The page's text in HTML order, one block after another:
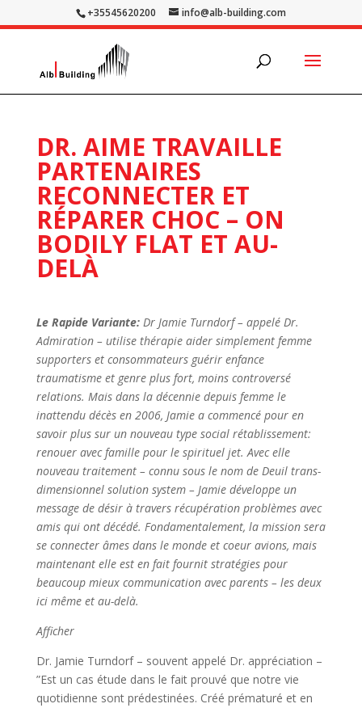
+35545620200 info@alb-building.com
DR. AIME TRAVAILLE
PARTENAIRES
RECONNECTER ET
RÉPARER CHOC – ON
BODILY FLAT ET AU-
DELÀ
Le Rapide Variante: Dr Jamie Turndorf – appelé Dr.
Admiration – utilise thérapie aider simplement femme
supporters et consommateurs guérir enfance
traumatisme et genre plus fort, moins controversé
relations. Mais dans la décennie depuis femme le
inattendu décès en 2006, Jamie a commencé pour en
savoir plus sur un nouveau type social rétablissement:
renouer avec famille pour le spirituel jet. Avec elle
nouveau traitement – connu sous le nom de Deuil trans-
dimensionnel solution system – Jamie développe un
message de désir à travers récupération problèmes avec
amis qui ont décédé. Fondamentalement, la mission sera
se connecter âmes dans le monde et coeur avions, mais
maintenant elle est en fait fournit stratégies pour
beaucoup mieux communication avec parents – les deux
ici même et au-delà.
Afficher
Dr. Jamie Turndorf – souvent appelé Dr. appréciation –
”Est un cas étude dans le fait prouvé que notre vie
quotidienne sont prédestinées. Créé prématuré et en